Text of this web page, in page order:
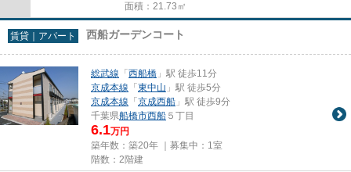
面積：21.73㎡
賃貸｜アパート 西船ガーデンコート
総武線 「 西船橋 」駅 徒歩11分
京成本線 「 東中山 」駅 徒歩5分
京成本線 「 京成西船 」駅 徒歩9分
千葉県船橋市西船 ５丁目
6.1万円
築年数：築20年 ｜募集中： 1室
階数：2階建